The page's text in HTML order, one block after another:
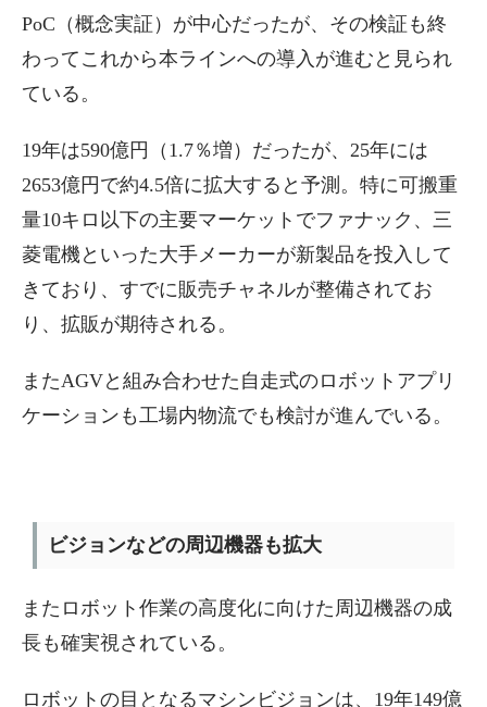
PoC（概念実証）が中心だったが、その検証も終
わってこれから本ラインへの導入が進むと見られ
ている。
19年は590億円（1.7％増）だったが、25年には
2653億円で約4.5倍に拡大すると予測。特に可搬重
量10キロ以下の主要マーケットでファナック、三
菱電機といった大手メーカーが新製品を投入して
きており、すでに販売チャネルが整備されてお
り、拡販が期待される。
またAGVと組み合わせた自走式のロボットアプリ
ケーションも工場内物流でも検討が進んでいる。
ビジョンなどの周辺機器も拡大
またロボット作業の高度化に向けた周辺機器の成
長も確実視されている。
ロボットの目となるマシンビジョンは、19年149億